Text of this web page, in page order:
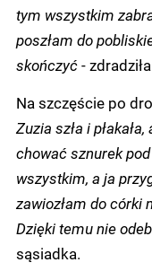
tym wszystkim
poszłam do
skończyć-
Na szczęście po
Zuzia szła i
chować sznurek
wszystkim, a ja
zawiozłam do córki
Dzięki temu nie
sąsiadka.